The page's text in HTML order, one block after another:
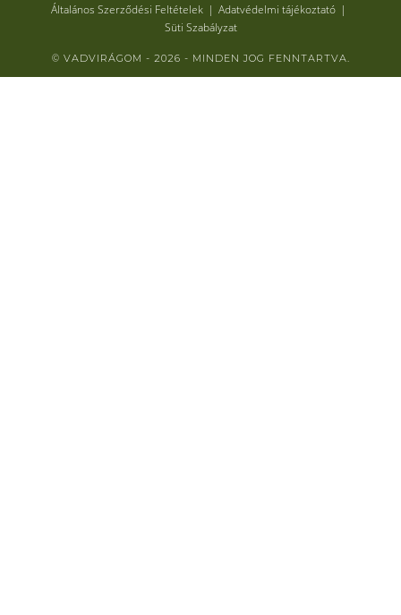
Általános Szerződési Feltételek
Adatvédelmi tájékoztató
Süti Szabályzat
© VADVIRÁGOM - 2026 - MINDEN JOG FENNTARTVA.